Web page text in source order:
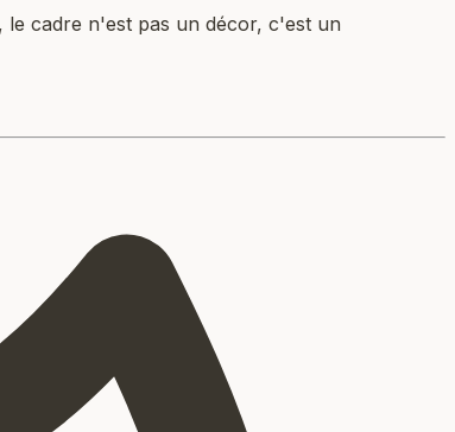
le cadre n'est pas un décor, c'est un